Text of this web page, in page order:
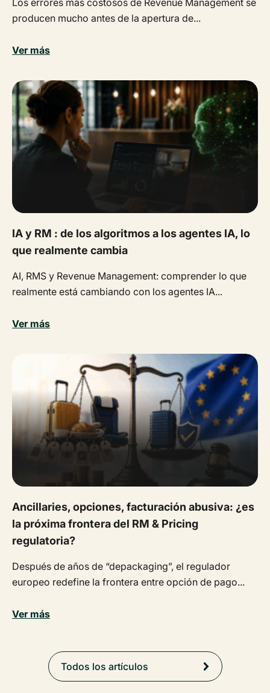
Los errores más costosos de Revenue Management se
producen mucho antes de la apertura de...
Ver más
IA y RM : de los algoritmos a los agentes IA, lo
que realmente cambia
AI, RMS y Revenue Management: comprender lo que
realmente está cambiando con los agentes IA...
Ver más
Ancillaries, opciones, facturación abusiva: ¿es
la próxima frontera del RM & Pricing
regulatoria?
Después de años de “depackaging”, el regulador
europeo redefine la frontera entre opción de pago...
Ver más
Todos los artículos